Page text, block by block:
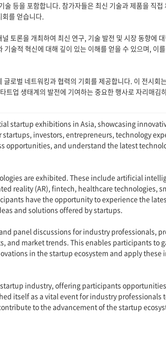
등을 포함합니다. 참가자들은 최신 기술과 제품을 직접
를 얻습니다.
토론을 개최하여 최신 연구, 기술 발전 및 시장 동향에
술적 혁신에 대해 깊이 있는 이해를 얻을 수 있으며, 이
로벌 네트워킹과 협력의 기회를 제공합니다. 이 전시회
업 생태계의 발전에 기여하는 중요한 행사로 자리매김
startup exhibitions in Asia, showcasing
investors, entrepreneurs, technology
opportunities, and understand the latest
are exhibited. These include artificial
reality (AR), fintech, healthcare technologies,
have the opportunity to experience the
and solutions offered by startups.
panel discussions for industry professionals,
and market trends. This enables participants to
in the startup ecosystem and apply these
industry, offering participants
itself as a vital event for industry professionals
to the advancement of the startup